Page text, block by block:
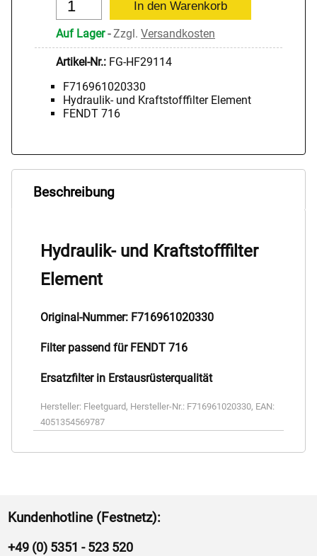
Auf Lager-Zzgl. Versandkosten
Artikel-Nr.: FG-HF29114
F716961020330
Hydraulik- und Kraftstofffilter Element
FENDT 716
Beschreibung
Hydraulik- und Kraftstofffilter
Element
Original-Nummer: F716961020330
Filter passend für FENDT 716
Ersatzfilter in Erstausrüsterqualität
Hersteller: Fleetguard , Hersteller-Nr.: F716961020330, EAN:
4051354569787
Kundenhotline (Festnetz):
+49 (0) 5351 - 523 520